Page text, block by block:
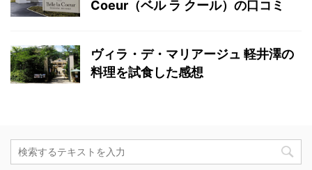
Coeur（ベル ラ クール）の口コミ
ヴィラ・デ・マリアージュ 軽井澤の
料理を試食した感想